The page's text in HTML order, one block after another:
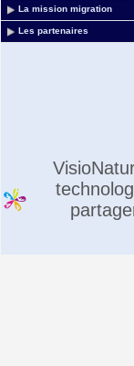
La mission migration
Les partenaires